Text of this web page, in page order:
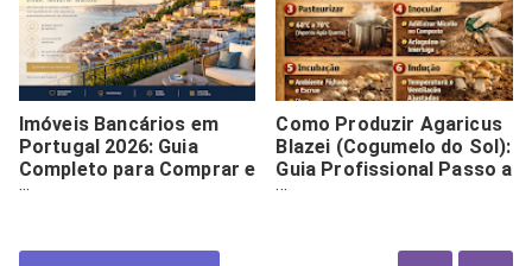
Imóveis Bancários em
Portugal 2026: Guia
Completo para Comprar e
Investir com Sucesso
Como Produzir Agaricus
Blazei (Cogumelo do Sol):
Guia Profissional Passo a
Passo